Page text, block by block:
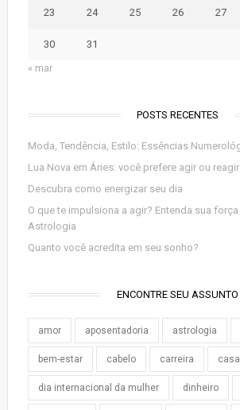
23 24 25 26 27
30
31
« mar
POSTS RECENTES
Moda, Tendência, Estilo: Essências
Lua Nova em Áries: você prefere agir ou
Descubra como energizar seu dia
O que te impulsiona a agir? Entenda sua
Astrologia
Quanto você acredita em seu sonho?
ENCONTRE SEU ASSUNTO
amor aposentadoria astrologia
bem-estar cabelo carreira casa
dia internacional da mulher dinheiro